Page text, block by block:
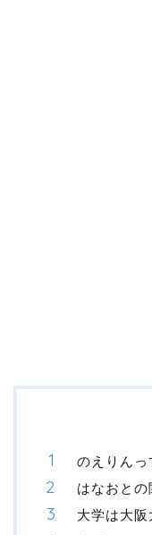
のえりんっ
はなおとの
大学は大阪